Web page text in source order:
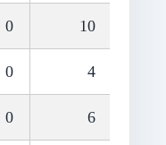
0 10
0 4
0 6